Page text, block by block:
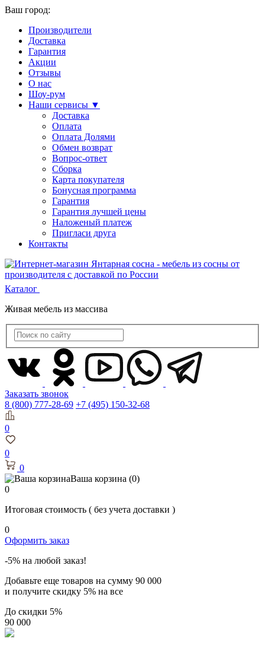
Ваш город:
Производители
Доставка
Гарантия
Акции
Отзывы
О нас
Шоу-рум
Наши сервисы ▼
Доставка
Оплата
Оплата Долями
Обмен возврат
Вопрос-ответ
Сборка
Карта покупателя
Бонусная программа
Гарантия
Гарантия лучшей цены
Наложеный платеж
Пригласи друга
Контакты
Каталог
Живая мебель из массива
Заказать звонок
8 (800) 777-28-69 +7 (495) 150-32-68
0
0
0
Ваша корзина (0)
0
Итоговая стоимость ( без учета доставки )
0
Оформить заказ
-5% на любой заказ!
Добавьте еще товаров на сумму 90 000
и получите скидку 5% на все
До скидки 5%
90 000